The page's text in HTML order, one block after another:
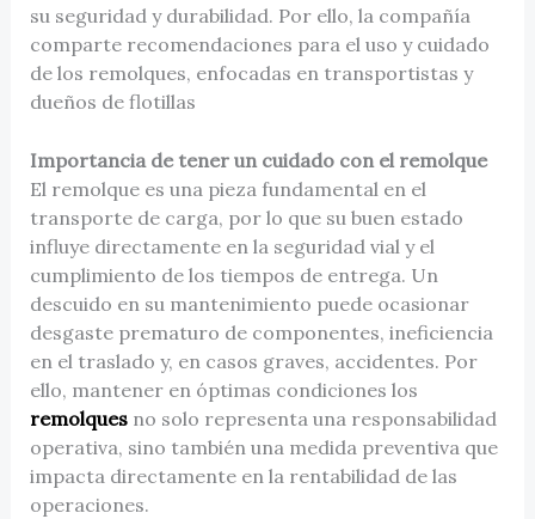
su seguridad y durabilidad. Por ello, la compañía
comparte recomendaciones para el uso y cuidado
de los remolques, enfocadas en transportistas y
dueños de flotillas
Importancia de tener un cuidado con el remolque
El remolque es una pieza fundamental en el
transporte de carga, por lo que su buen estado
influye directamente en la seguridad vial y el
cumplimiento de los tiempos de entrega. Un
descuido en su mantenimiento puede ocasionar
desgaste prematuro de componentes, ineficiencia
en el traslado y, en casos graves, accidentes. Por
ello, mantener en óptimas condiciones los
remolquesno solo representa una responsabilidad
operativa, sino también una medida preventiva que
impacta directamente en la rentabilidad de las
operaciones.